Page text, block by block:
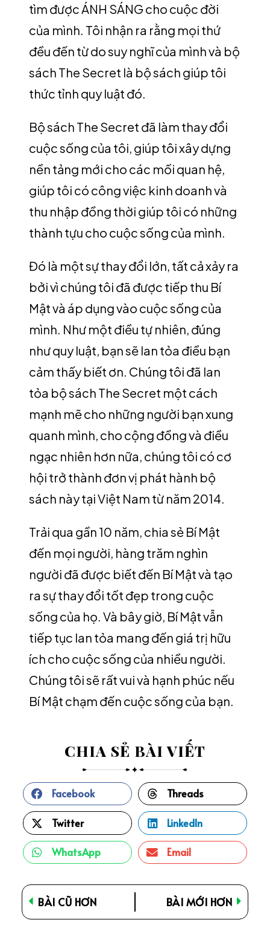
tìm được ÁNH SÁNG cho cuộc đời
của mình. Tôi nhận ra rằng mọi thứ
đều đến từ do suy nghĩ của mình và bộ
sách The Secret là bộ sách giúp tôi
thức tỉnh quy luật đó.
Bộ sách The Secret đã làm thay đổi
cuộc sống của tôi, giúp tôi xây dựng
nền tảng mới cho các mối quan hệ,
giúp tôi có công việc kinh doanh và
thu nhập đồng thời giúp tôi có những
thành tựu cho cuộc sống của mình.
Đó là một sự thay đổi lớn, tất cả xảy ra
bởi vì chúng tôi đã được tiếp thu Bí
Mật và áp dụng vào cuộc sống của
mình. Như một điều tự nhiên, đúng
như quy luật, bạn sẽ lan tỏa điều bạn
cảm thấy biết ơn. Chúng tôi đã lan
tỏa bộ sách The Secret một cách
mạnh mẽ cho những người bạn xung
quanh mình, cho cộng đồng và điều
ngạc nhiên hơn nữa, chúng tôi có cơ
hội trở thành đơn vị phát hành bộ
sách này tại Việt Nam từ năm 2014.
Trải qua gần 10 năm, chia sẻ Bí Mật
đến mọi người, hàng trăm nghìn
người đã được biết đến Bí Mật và tạo
ra sự thay đổi tốt đẹp trong cuộc
sống của họ. Và bây giờ, Bí Mật vẫn
tiếp tục lan tỏa mang đến giá trị hữu
ích cho cuộc sống của nhiều người.
Chúng tôi sẽ rất vui và hạnh phúc nếu
Bí Mật chạm đến cuộc sống của bạn.
CHIA SẺ BÀI VIẾT
Facebook Threads
Twitter LinkedIn
WhatsApp Email
BÀI CŨ HƠN BÀI MỚI HƠN